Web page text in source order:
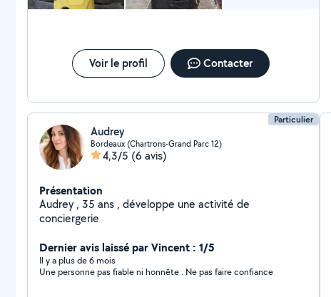
Voir le profil Contacter
Particulier
Audrey
Bordeaux (Chartrons-Grand Parc 12)
4,3/5 (6 avis)
Présentation
Audrey , 35 ans , développe une activité de
conciergerie
Dernier avis laissé par Vincent : 1/5
Il y a plus de 6 mois
Une personne pas fiable ni honnête . Ne pas faire confiance